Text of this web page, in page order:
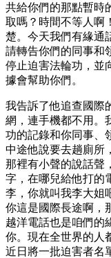
共給你們的那點暫時
取嗎？時間不等人啊
楚。今天我們有緣通
請轉告你們的同事和
停止迫害法輪功，並
據會幫助你們。
我告訴了他追查國際
網，連手機都不用。
功的記錄和你同事、
中途他說要去趟廁所
那裡有小聲的說話聲
字，在哪兒給他打的
李，你就叫我李大姐
你這是國際長途啊，
越洋電話也是咱們的
你。現在全世界的人
近日將一批迫害者名